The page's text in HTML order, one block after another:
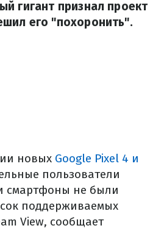
гигант признал проект
его "похоронить".
новых Google Pixel 4 и
пользователи
смартфоны не были
поддерживаемых
View, сообщает